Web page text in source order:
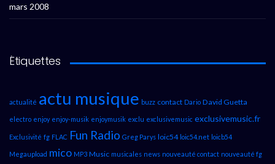
mars 2008
Étiquettes
actualité actu musique buzz contact Dario David Guetta
electro enjoy enjoy-musik enjoymusik exclu exclusivemusic exclusivemusic.fr
Exclusivité fg FLAC Fun Radio Greg Parys loic54 loic54.net loicb54
Megaupload mico MP3 Music musicales news nouveauté contact nouveauté fg